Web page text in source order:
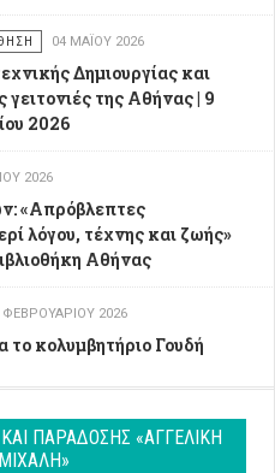
04 ΜΑΪ́ΟΥ 2026
Δημιουργίας και
της Αθήνας | 9
2026
2026
«Απρόβλεπτες
λόγου, τέχνης και ζωής»
Αθήνας
ΦΕΒΡΟΥΑΡΊΟΥ 2026
το κολυμβητήριο Γουδή
ΠΑΡΆΔΟΣΗΣ «ΑΓΓΕΛΙΚΉ